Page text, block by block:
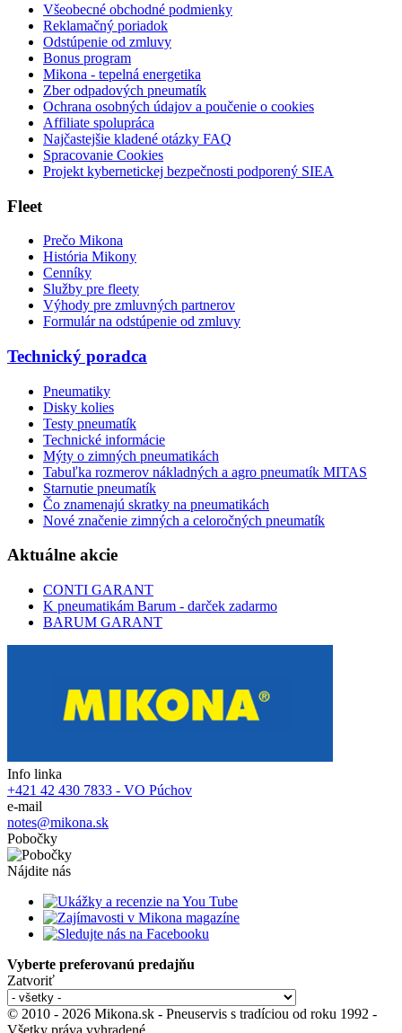
Všeobecné obchodné podmienky
Reklamačný poriadok
Odstúpenie od zmluvy
Bonus program
Mikona - tepelná energetika
Zber odpadových pneumatík
Ochrana osobných údajov a poučenie o cookies
Affiliate spolupráca
Najčastejšie kladené otázky FAQ
Spracovanie Cookies
Projekt kybernetickej bezpečnosti podporený SIEA
Fleet
Prečo Mikona
História Mikony
Cenníky
Služby pre fleety
Výhody pre zmluvných partnerov
Formulár na odstúpenie od zmluvy
Technický poradca
Pneumatiky
Disky kolies
Testy pneumatík
Technické informácie
Mýty o zimných pneumatikách
Tabuľka rozmerov nákladných a agro pneumatík MITAS
Starnutie pneumatík
Čo znamenajú skratky na pneumatikách
Nové značenie zimných a celoročných pneumatík
Aktuálne akcie
CONTI GARANT
K pneumatikám Barum - darček zadarmo
BARUM GARANT
Info linka
+421 42 430 7833 - VO Púchov
e-mail
notes@mikona.sk
Pobočky
Nájdite nás
Vyberte preferovanú predajňu
Zatvoriť
© 2010 - 2026 Mikona.sk - Pneuservis s tradíciou od roku 1992 -
Všetky práva vyhradené